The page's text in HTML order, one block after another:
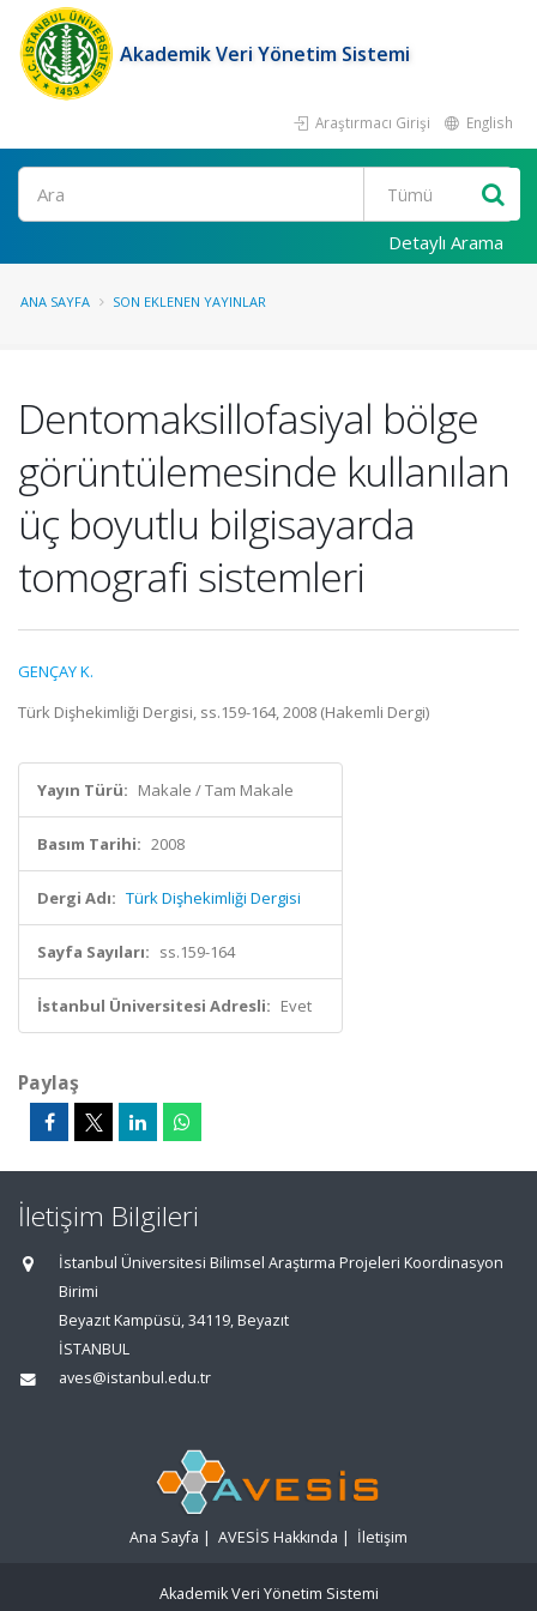
Akademik Veri Yönetim Sistemi
Araştırmacı Girişi English
Ara
Detaylı Arama
ANA SAYFA SON EKLENEN YAYINLAR
Dentomaksillofasiyal bölge
görüntülemesinde kullanılan
üç boyutlu bilgisayarda
tomografi sistemleri
GENÇAY K.
Türk Dişhekimliği Dergisi, ss.159-164, 2008 (Hakemli Dergi)
Yayın Türü: Makale / Tam Makale
Basım Tarihi: 2008
Dergi Adı: Türk Dişhekimliği Dergisi
Sayfa Sayıları: ss.159-164
İstanbul Üniversitesi Adresli: Evet
Paylaş
İletişim Bilgileri
İstanbul Üniversitesi Bilimsel Araştırma Projeleri Koordinasyon
Birimi
Beyazıt Kampüsü, 34119, Beyazıt
İSTANBUL
aves@istanbul.edu.tr
Ana Sayfa | AVESİS Hakkında | İletişim
Akademik Veri Yönetim Sistemi